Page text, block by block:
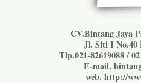
CV.Bintang Jaya
Jl. Siti I No.40
Tlp.021-82619088 /
E-mail.
web. http://